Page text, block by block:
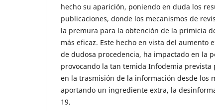
hecho su aparición, poniendo en duda los
publicaciones, donde los mecanismos de
la premura para la obtención de la primicia
más eficaz. Este hecho en vista del aumento
de dudosa procedencia, ha impactado en la
provocando la tan temida Infodemia prevista
en la trasmisión de la información desde los
aportando un ingrediente extra, la
19.